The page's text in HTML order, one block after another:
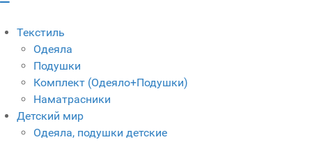
Текстиль
Одеяла
Подушки
Комплект (Одеяло+Подушки)
Наматрасники
Детский мир
Одеяла, подушки детские